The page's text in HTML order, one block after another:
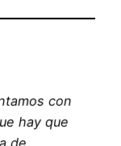
con
hay que
de